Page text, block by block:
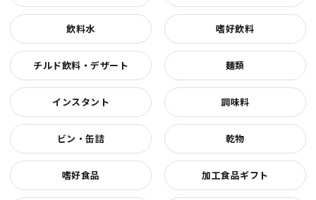
飲料水 嗜好飲料
チルド飲料・デザート 麺類
インスタント 調味料
ビン・缶詰 乾物
嗜好食品 加工食品ギフト